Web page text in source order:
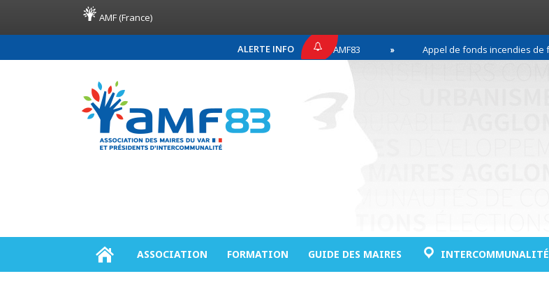
AMF (France)
ALERTE INFO
COMMUNIQUÉ DE PRESSE AMF83 Appel de fonds incendies de forêt
ASSOCIATION FORMATION GUIDE DES MAIRES INTERCOMMUNALITÉ